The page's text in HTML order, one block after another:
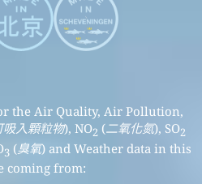
the Air Quality, Air Pollution,
吸入顆粒物), NO2 (二氧化氮), SO2
3 (臭氧) and Weather data in this
coming from: